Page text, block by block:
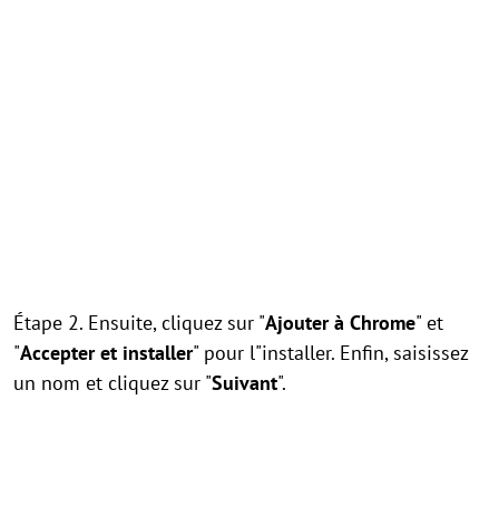
Étape 2. Ensuite, cliquez sur "Ajouter à Chrome" et
"Accepter et installer" pour l"installer. Enfin, saisissez
un nom et cliquez sur "Suivant".